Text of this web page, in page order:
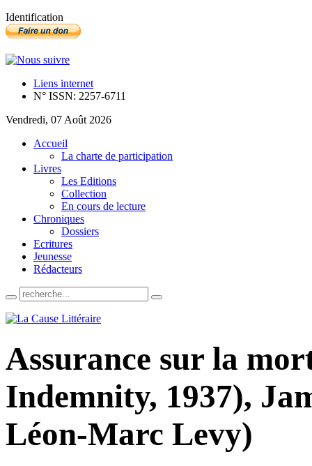
Identification
Liens internet
N° ISSN: 2257-6711
Vendredi, 07 Août 2026
Accueil
La charte de participation
Livres
Les Editions
Collection
En cours de lecture
Chroniques
Dossiers
Ecritures
Jeunesse
Rédacteurs
Assurance sur la
Indemnity, 1937),
Léon-Marc Levy)